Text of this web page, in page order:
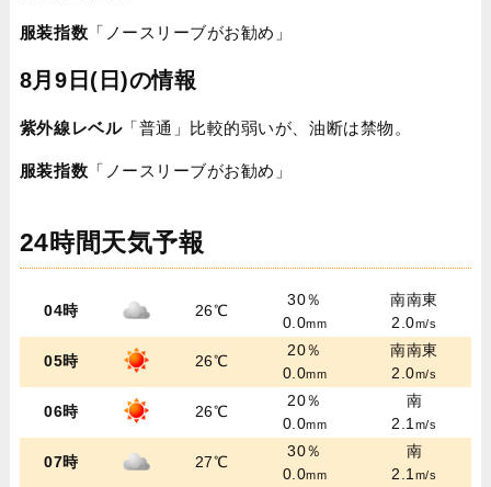
服装指数 「ノースリーブがお勧め」
8月9日(日)の情報
紫外線レベル「普通」比較的弱いが、油断は禁物。
服装指数 「ノースリーブがお勧め」
24時間天気予報
04時 26℃
30％
0.0mm
南南東
2.0m/s
05時 26℃
20％
0.0mm
南南東
2.0m/s
06時 26℃
20％
0.0mm
南
2.1m/s
07時 27℃
30％
0.0mm
南
2.1m/s